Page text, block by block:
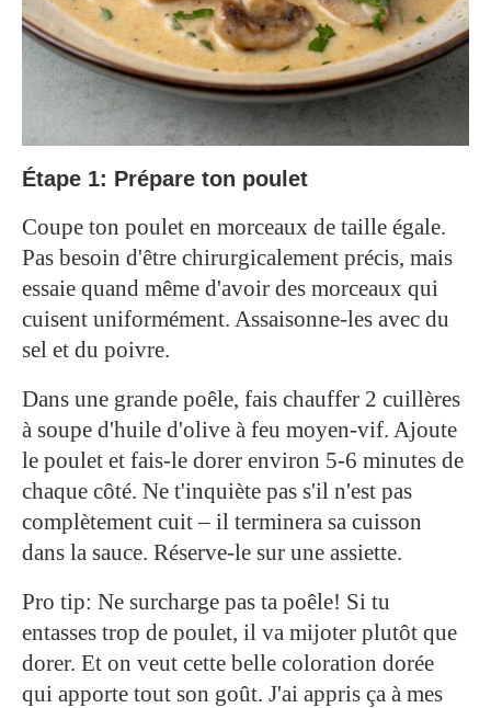
Étape 1: Prépare ton poulet
Coupe ton poulet en morceaux de taille égale.
Pas besoin d'être chirurgicalement précis, mais
essaie quand même d'avoir des morceaux qui
cuisent uniformément. Assaisonne-les avec du
sel et du poivre.
Dans une grande poêle, fais chauffer 2 cuillères
à soupe d'huile d'olive à feu moyen-vif. Ajoute
le poulet et fais-le dorer environ 5-6 minutes de
chaque côté. Ne t'inquiète pas s'il n'est pas
complètement cuit – il terminera sa cuisson
dans la sauce. Réserve-le sur une assiette.
Pro tip: Ne surcharge pas ta poêle! Si tu
entasses trop de poulet, il va mijoter plutôt que
dorer. Et on veut cette belle coloration dorée
qui apporte tout son goût. J'ai appris ça à mes